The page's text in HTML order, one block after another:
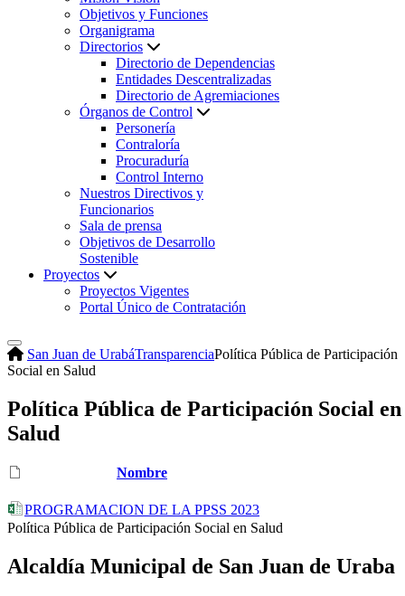
Objetivos y Funciones
Organigrama
Directorios
Directorio de Dependencias
Entidades Descentralizadas
Directorio de Agremiaciones
Órganos de Control
Personería
Contraloría
Procuraduría
Control Interno
Nuestros Directivos y
Funcionarios
Sala de prensa
Objetivos de Desarrollo
Sostenible
Proyectos
Proyectos Vigentes
Portal Único de Contratación
San Juan de UrabáTransparenciaPolítica Pública de Participación
Social en Salud
Política Pública de Participación Social en
Salud
Nombre
PROGRAMACION DE LA PPSS 2023
​Política Pública de Participación Social en Salud
Alcaldía Municipal de San Juan de Uraba